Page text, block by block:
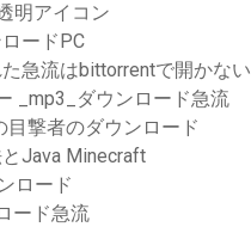
明アイコン
ードPC
急流はbittorrentで開かない
_mp3_ダウンロード急流
目撃者のダウンロード
Java Minecraft
ロード
ード急流